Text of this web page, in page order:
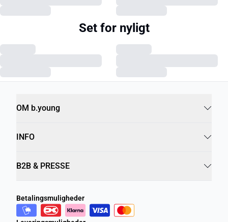
Set for nyligt
OM b.young
INFO
B2B & PRESSE
Betalingsmuligheder